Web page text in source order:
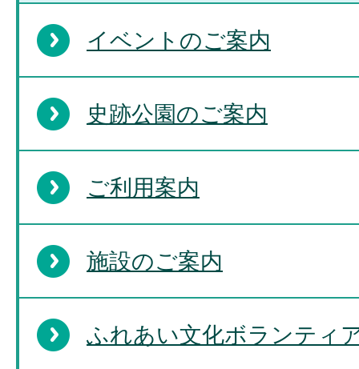
イベントのご案内
史跡公園のご案内
ご利用案内
施設のご案内
ふれあい文化ボランティ